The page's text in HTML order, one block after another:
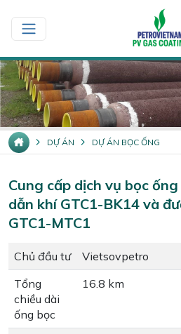
DỰ ÁN DỰ ÁN BỌC ỐNG
Cung cấp dịch vụ bọc
dẫn khí GTC1-BK14 và
GTC1-MTC1
Chủ đầu tư
Vietsovpetro
Tổng
chiều dài
ống bọc
16.8 km